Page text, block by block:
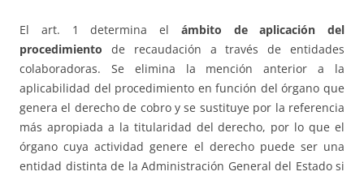
El art. 1 determina el ámbito de aplicación del
procedimiento de recaudación a través de entidades
colaboradoras. Se elimina la mención anterior a la
aplicabilidad del procedimiento en función del órgano que
genera el derecho de cobro y se sustituye por la referencia
más apropiada a la titularidad del derecho, por lo que el
órgano cuya actividad genere el derecho puede ser una
entidad distinta de la Administración General del Estado si